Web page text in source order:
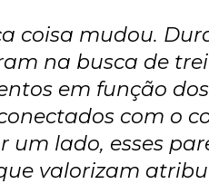
coisa mudou.
na busca de
em função
com o
um lado, esses
valorizam